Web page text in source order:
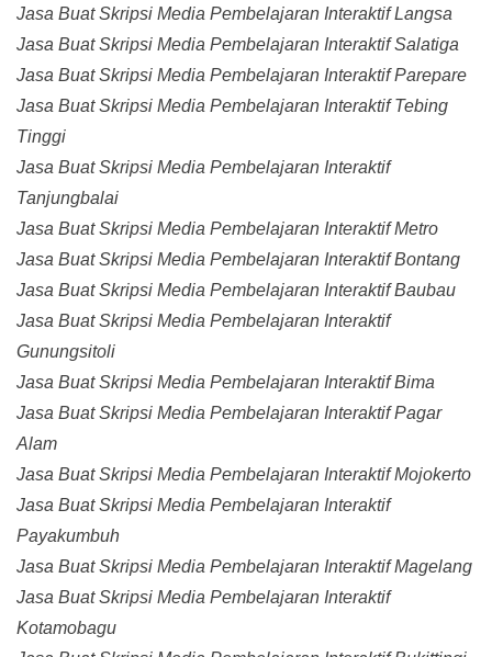
Jasa Buat Skripsi Media Pembelajaran Interaktif Langsa
Jasa Buat Skripsi Media Pembelajaran Interaktif Salatiga
Jasa Buat Skripsi Media Pembelajaran Interaktif Parepare
Jasa Buat Skripsi Media Pembelajaran Interaktif Tebing
Tinggi
Jasa Buat Skripsi Media Pembelajaran Interaktif
Tanjungbalai
Jasa Buat Skripsi Media Pembelajaran Interaktif Metro
Jasa Buat Skripsi Media Pembelajaran Interaktif Bontang
Jasa Buat Skripsi Media Pembelajaran Interaktif Baubau
Jasa Buat Skripsi Media Pembelajaran Interaktif
Gunungsitoli
Jasa Buat Skripsi Media Pembelajaran Interaktif Bima
Jasa Buat Skripsi Media Pembelajaran Interaktif Pagar
Alam
Jasa Buat Skripsi Media Pembelajaran Interaktif Mojokerto
Jasa Buat Skripsi Media Pembelajaran Interaktif
Payakumbuh
Jasa Buat Skripsi Media Pembelajaran Interaktif Magelang
Jasa Buat Skripsi Media Pembelajaran Interaktif
Kotamobagu